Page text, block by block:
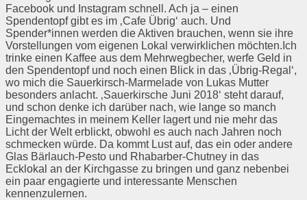
Facebook und Instagram schnell. Ach ja – einen
Spendentopf gibt es im ‚Cafe Übrig‘ auch. Und
Spender*innen werden die Aktiven brauchen, wenn sie ihre
Vorstellungen vom eigenen Lokal verwirklichen möchten.Ich
trinke einen Kaffee aus dem Mehrwegbecher, werfe Geld in
den Spendentopf und noch einen Blick in das ‚Übrig-Regal‘,
wo mich die Sauerkirsch-Marmelade von Lukas Mutter
besonders anlacht. ‚Sauerkirsche Juni 2018‘ steht darauf,
und schon denke ich darüber nach, wie lange so manch
Eingemachtes in meinem Keller lagert und nie mehr das
Licht der Welt erblickt, obwohl es auch nach Jahren noch
schmecken würde. Da kommt Lust auf, das ein oder andere
Glas Bärlauch-Pesto und Rhabarber-Chutney in das
Ecklokal an der Kirchgasse zu bringen und ganz nebenbei
ein paar engagierte und interessante Menschen
kennenzulernen.